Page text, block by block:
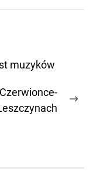
muzyków